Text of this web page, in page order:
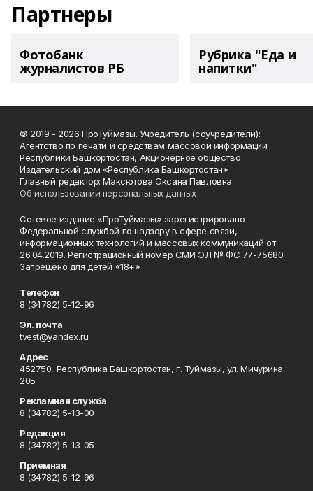
Партнеры
Фотобанк
журналистов РБ
Рубрика "Еда и
напитки"
© 2019 - 2026 ПроТуймазы. Учредитель (соучредители):
Агентство по печати и средствам массовой информации
Республики Башкортостан, Акционерное общество
Издательский дом «Республика Башкортостан»
Главный редактор: Максютова Оксана Павловна
Об использовании персональных данных
Сетевое издание «ПроТуймазы» зарегистрировано
Федеральной службой по надзору в сфере связи,
информационных технологий и массовых коммуникаций от
26.04.2019. Регистрационный номер СМИ ЭЛ № ФС 77-75680.
Запрещено для детей «18+»
Телефон
8 (34782) 5-12-96
Эл. почта
tvest@yandex.ru
Адрес
452750, Республика Башкортостан, г. Туймазы, ул. Мичурина,
20Б
Рекламная служба
8 (34782) 5-13-00
Редакция
8 (34782) 5-13-05
Приемная
8 (34782) 5-12-96